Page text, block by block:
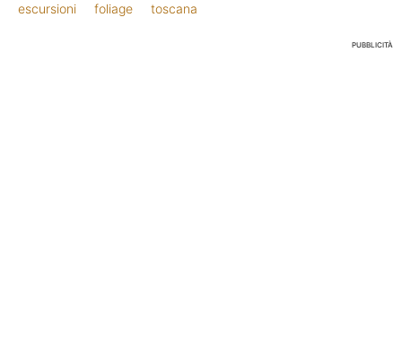
escursioni foliage toscana
PUBBLICITÀ